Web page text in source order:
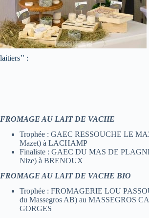
laitiers’’ :
FROMAGE AU LAIT DE VACHE
Trophée : GAEC RESSOUCHE LE
Mazet) à LACHAMP
Finaliste : GAEC DU MAS DE
Nize) à BRENOUX
FROMAGE AU LAIT DE VACHE BIO
Trophée : FROMAGERIE LOU
du Massegros AB) au MASSEGROS
GORGES